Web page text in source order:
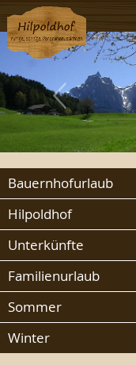
Bauernhofurlaub
Hilpoldhof
Unterkünfte
Familienurlaub
Sommer
Winter